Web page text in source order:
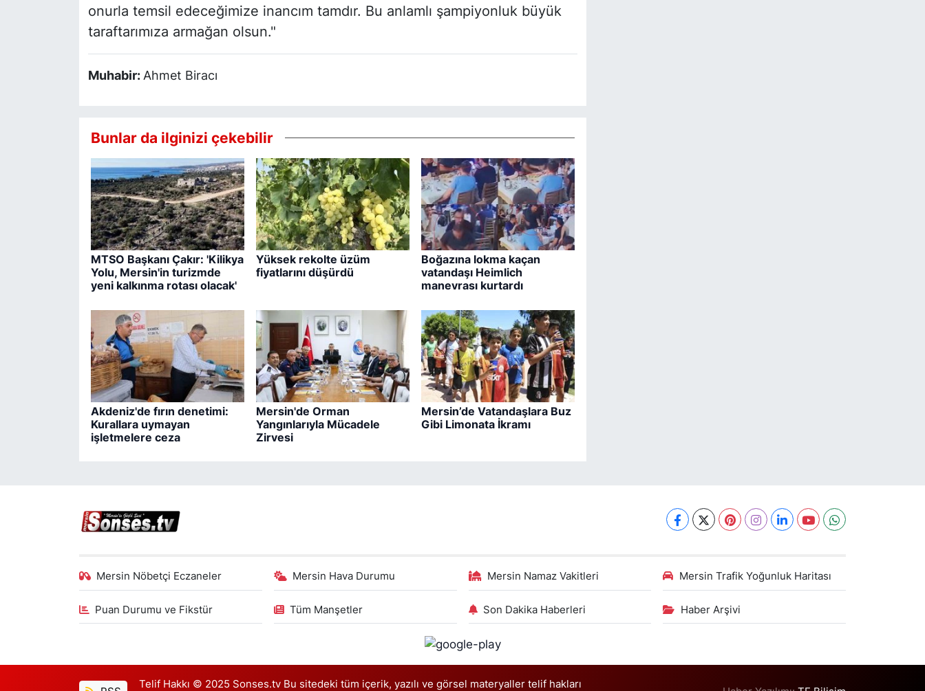
onurla temsil edeceğimize inancım tamdır. Bu anlamlı şampiyonluk büyük
taraftarımıza armağan olsun."
Muhabir:Ahmet Biracı
Bunlar da ilginizi çekebilir
MTSO Başkanı Çakır: 'Kilikya
Yolu, Mersin'in turizmde
yeni kalkınma rotası olacak'
Yüksek rekolte üzüm
fiyatlarını düşürdü
Boğazına lokma kaçan
vatandaşı Heimlich
manevrası kurtardı
Akdeniz'de fırın denetimi:
Kurallara uymayan
işletmelere ceza
Mersin'de Orman
Yangınlarıyla Mücadele
Zirvesi
Mersin’de Vatandaşlara Buz
Gibi Limonata İkramı
Mersin Nöbetçi Eczaneler Mersin Hava Durumu Mersin Namaz Vakitleri Mersin Trafik Yoğunluk Haritası
Puan Durumu ve Fikstür Tüm Manşetler Son Dakika Haberleri Haber Arşivi
Telif Hakkı © 2025 Sonses.tv Bu sitedeki tüm içerik, yazılı ve görsel materyaller telif hakları